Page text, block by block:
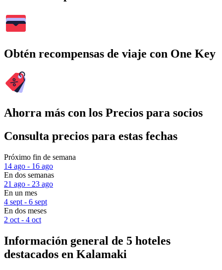
Obtén recompensas de viaje con One Key
Ahorra más con los Precios para socios
Consulta precios para estas fechas
Próximo fin de semana
14 ago - 16 ago
En dos semanas
21 ago - 23 ago
En un mes
4 sept - 6 sept
En dos meses
2 oct - 4 oct
Información general de 5 hoteles
destacados en Kalamaki